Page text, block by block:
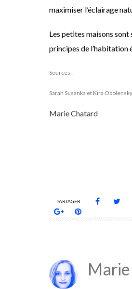
maximiser l’éclairage
Les petites maisons
principes de l’habitation
Sources :
Sarah Susanka et Kira
Marie Chatard
PARTAGER